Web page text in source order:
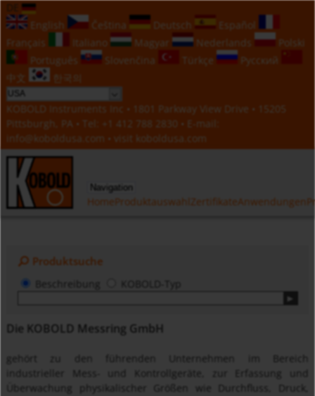
English
Čeština Deutsch
Español
Français
Italiano Magyar Nederlands
Polski
Português
Slovenčina Türkçe
Русский
中文
한국의
KOBOLD Instruments Inc • 1801 Parkway View Drive • 15205
Pittsburgh, PA • Tel:
+1 412 788 2830 • E-mail:
info@koboldusa.com • visit koboldusa.com
Navigation
HomeProduktauswahl ZertifikateAnwendungen
Produktsuche
KOBOLD-Typ
Die KOBOLD Messring GmbH
gehört zu den führenden Unternehmen im Bereich
industrieller Mess- und Kontrollgeräte, zur Erfassung und
Überwachung physikalischer Größen wie Durchfluss, Druck,